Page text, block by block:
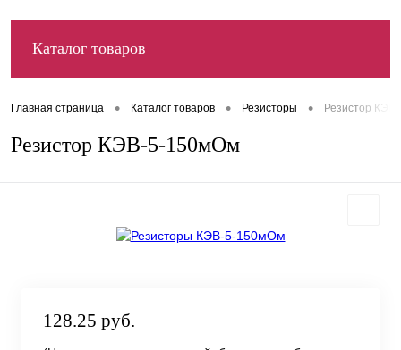
Каталог товаров
Главная страница • Каталог товаров • Резисторы • Резистор
Резистор КЭВ-5-150мОм
128.25 руб.